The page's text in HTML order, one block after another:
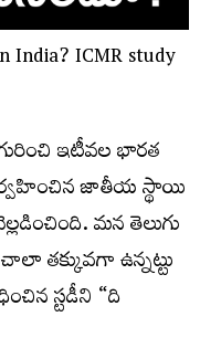
India? ICMR study
ఇటీవల భారత
జాతీయ స్థాయి
మన తెలుగు
తక్కువగా ఉన్నట్టు
స్టడీని “ది